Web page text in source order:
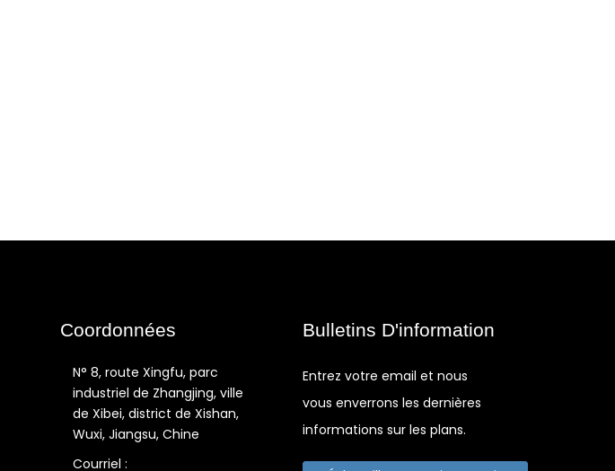
Coordonnées
N° 8, route Xingfu, parc
industriel de Zhangjing, ville
de Xibei, district de Xishan,
Wuxi, Jiangsu, Chine
Courriel :
Bulletins D'information
Entrez votre email et nous
vous enverrons les dernières
informations sur les plans.